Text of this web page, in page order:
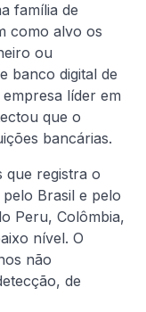
família de
como alvo os
ou
banco digital de
líder em
que o
bancárias.
que registra o
Brasil e pelo
Peru, Colômbia,
nível. O
não
de